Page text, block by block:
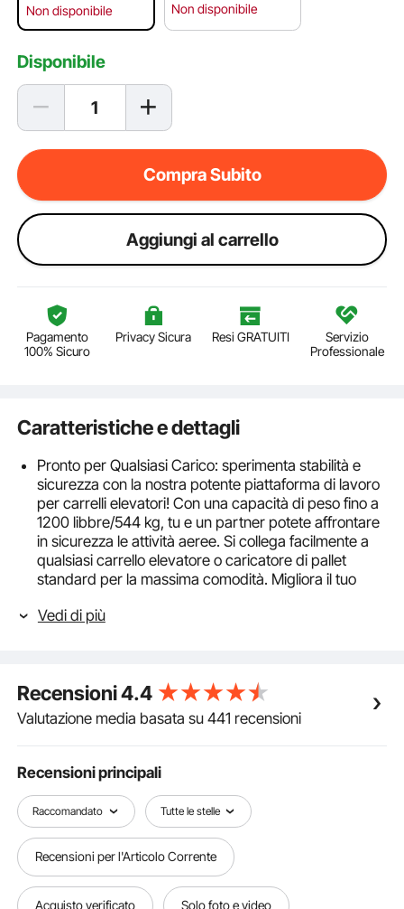
Non disponibile Non disponibile
Disponibile
Compra Subito
Aggiungi al carrello
Pagamento
100% Sicuro
Privacy Sicura Resi GRATUITI
Servizio
Professionale
Caratteristiche e dettagli
Pronto per Qualsiasi Carico: sperimenta stabilità e
sicurezza con la nostra potente piattaforma di lavoro
per carrelli elevatori! Con una capacità di peso fino a
1200 libbre/544 kg, tu e un partner potete affrontare
in sicurezza le attività aeree. Si collega facilmente a
qualsiasi carrello elevatore o caricatore di pallet
standard per la massima comodità. Migliora il tuo
lavorare a qualsiasi altezza!
motivo antiscivolo elimina il rischio di caduta, mentre
la robusta porta di sicurezza in rete e la serratura
garantiscono la massima stabilità. Proteggi te stesso
sicurezza top di gamma.
Design Sicuro & Senza Preoccupazioni: trasforma
facilmente il tuo carrello elevatore in una stazione di
lavoro versatile! Basta posizionare la piattaforma sul
carrello elevatore, fissarla in posizione e il gioco è
fatto. Quando è il momento di riporlo, piega
semplicemente la gabbia per riporla in modo
compatto. Non c'è nemmeno bisogno di
Vedi di più
Recensioni4.4
Valutazione media basata su 441 recensioni
Recensioni principali
Raccomandato Tutte le stelle
Recensioni per l'Articolo Corrente
Acquisto verificato Solo foto e video